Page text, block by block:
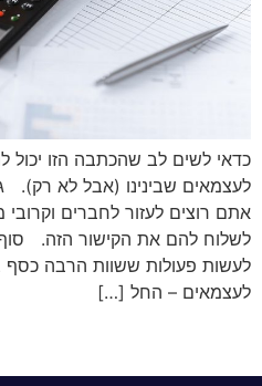
כדאי לשים לב שהכתבה הזו יכול
לעצמאים שבינינו (אבל לא
אתם רוצים לעזור לחברים
לשלוח להם את הקישור הזה.
לעשות פעולות ששוות הרבה
לעצמאים – החל […]